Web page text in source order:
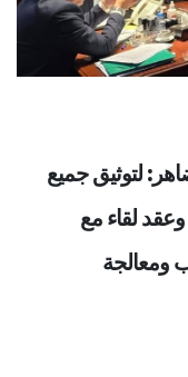
لتوثيق جميع
لقاء مع
ومعالجة